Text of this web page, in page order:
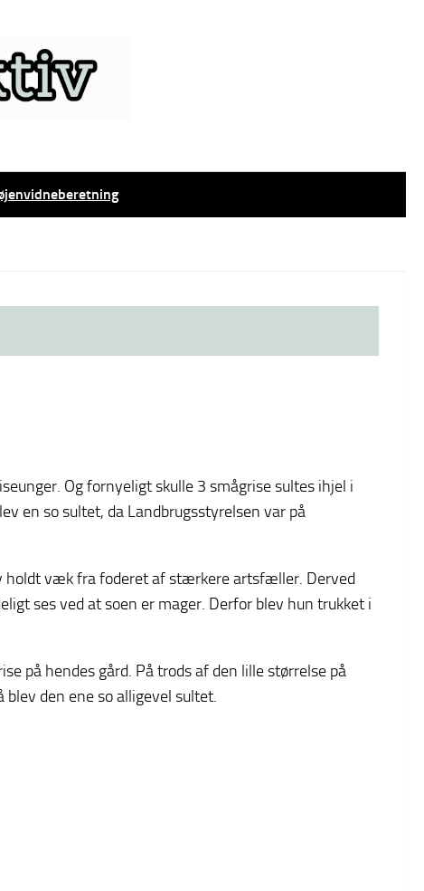
Og fornyeligt skulle 3 smågrise sultes ihjel i
en so sultet, da Landbrugsstyrelsen var på
holdt væk fra foderet af stærkere artsfæller. Derved
ses ved at soen er mager. Derfor blev hun trukket i
på hendes gård. På trods af den lille størrelse på
den ene so alligevel sultet.